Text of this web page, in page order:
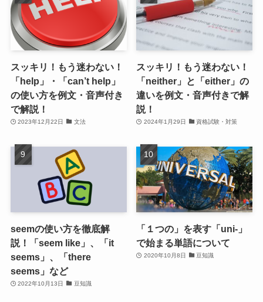
スッキリ！もう迷わない！
「help」・「can’t help」
の使い方を例文・音声付き
で解説！
2023年12月22日 文法
スッキリ！もう迷わない！
「neither」と「either」の
違いを例文・音声付きで解
説！
2024年1月29日 資格試験・対策
seemの使い方を徹底解
説！「seem like」、「it
seems」、「there
seems」など
2022年10月13日 豆知識
「１つの」を表す「uni-」
で始まる単語について
2020年10月8日 豆知識